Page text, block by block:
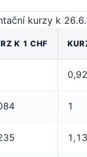
kurzy k
K 1 CHF
1